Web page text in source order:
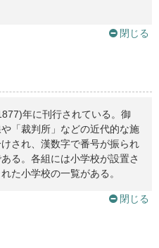
閉じる
年に刊行されている。御
「裁判所」などの近代的な施
され、漢数字で番号が振られ
る。各組には小学校が設置さ
た小学校の一覧がある。
閉じる